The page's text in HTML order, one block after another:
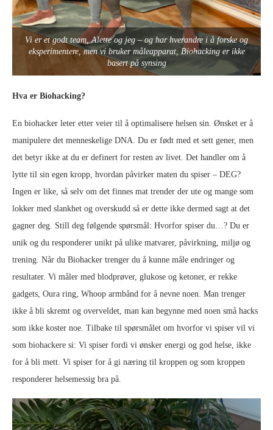
Vi er et godt team, Alette og jeg – og har hverandre i å forske og
eksperimentere, men vi bruker måleapparat, Biohacking er ikke
basert på synsing
Hva er Biohacking?
En biohacker leter etter veier til å optimalisere helsen sin. Ønsket er å
manipulere det menneskelige DNA. Du er født med et sett gener, men
det betyr ikke at du er definert for resten av livet. Det handler om å
lytte til sin egen kropp, hvordan påvirker maten du spiser – DEG?
Ingen er like, så selv om det finnes mat trender der ute og mange som
lokker med slankhet og overskudd så er dette ikke dermed sagt at det
gagner deg. Still deg følgende spørsmål: Hvorfor spiser du…? Du er
unik og du responderer unikt på ulike matvarer, påvirkning, miljø og
trening. Når du Biohacker trenger du å kunne måle endringer og
resultater. Vi måler med blodprøver, glukose og ketoner, er rekke
gadgets, Oura ring, Whoop armbånd for å nevne noen. Man trenger
ikke å bli skremt og overveldet, man kan begynne med noen små hacks
som ikke koster noe. Tilbake til spørsmålet om hvorfor vi spiser vil vi
som biohackere si: Vi spiser fordi vi ønsker energi og god helse, ikke
for å bli mett. Vi spiser for å gi næring til kroppen og som kroppen
responderer helsemessig bra på.